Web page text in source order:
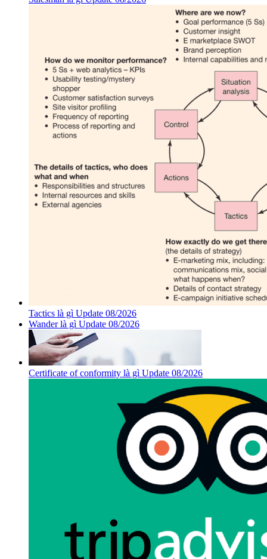
Tactics là gì Update 08/2026
Wander là gì Update 08/2026
Certificate of conformity là gì Update 08/2026